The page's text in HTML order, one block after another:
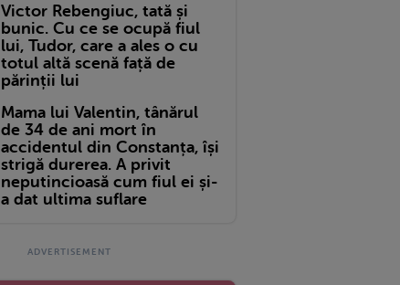
Victor Rebengiuc, tată și
bunic. Cu ce se ocupă fiul
lui, Tudor, care a ales o cu
totul altă scenă față de
părinții lui
Mama lui Valentin, tânărul
de 34 de ani mort în
accidentul din Constanța, își
strigă durerea. A privit
neputincioasă cum fiul ei și-
a dat ultima suflare